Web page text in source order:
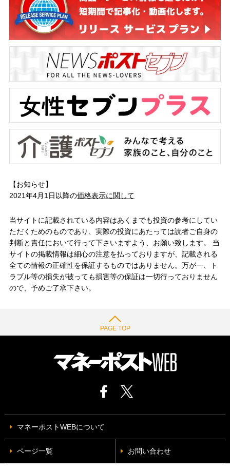
【お知らせ】
2021年4月1日以降の価格表示に関して
当サイトに記載されている内容はあくまでも投資の参考にしてい
ただくためのものであり、実際の投資にあたっては読者ご自身の
判断と責任において行って下さいますよう、お願い致します。 当
サイトの掲載情報は細心の注意を払っておりますが、記載される
全ての情報の正確性を保証するものではありません。万が一、ト
ラブル等の損失が被っても損害等の保証は一切行っておりません
ので、予めご了承下さい。
PAGE TOP
マネーポストWEBについて
ページ一覧 お問い合わせ